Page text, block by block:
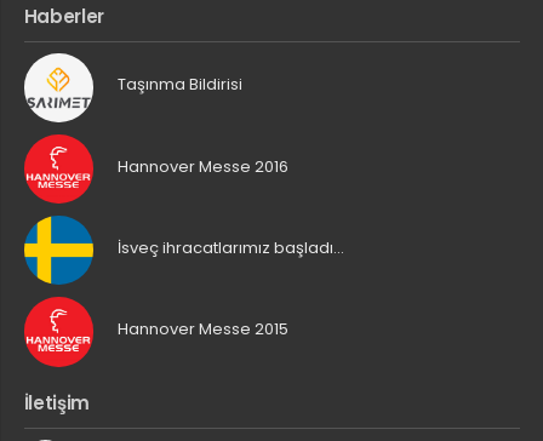
Haberler
Taşınma Bildirisi
Hannover Messe 2016
İsveç ihracatlarımız başladı…
Hannover Messe 2015
İletişim